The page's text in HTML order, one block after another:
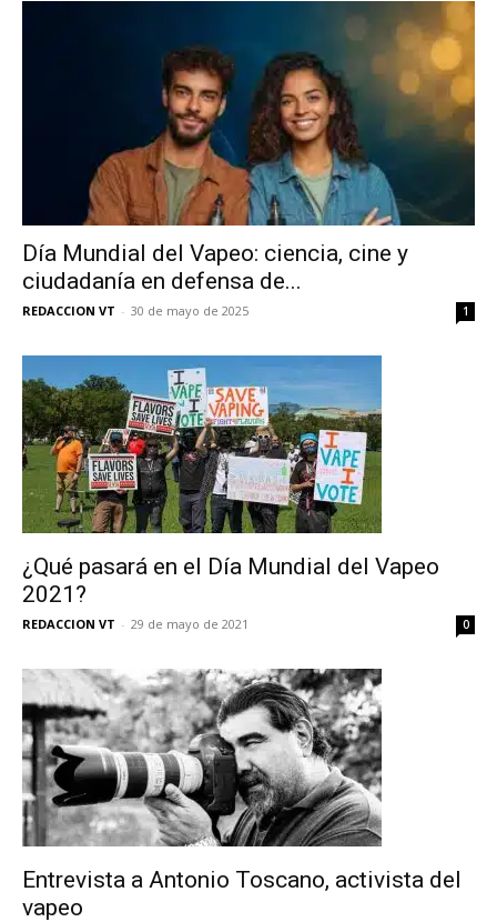
Día Mundial del Vapeo: ciencia, cine y
ciudadanía en defensa de...
REDACCION VT - 30 de mayo de 2025 1
¿Qué pasará en el Día Mundial del Vapeo
2021?
REDACCION VT - 29 de mayo de 2021 0
Entrevista a Antonio Toscano, activista del
vapeo